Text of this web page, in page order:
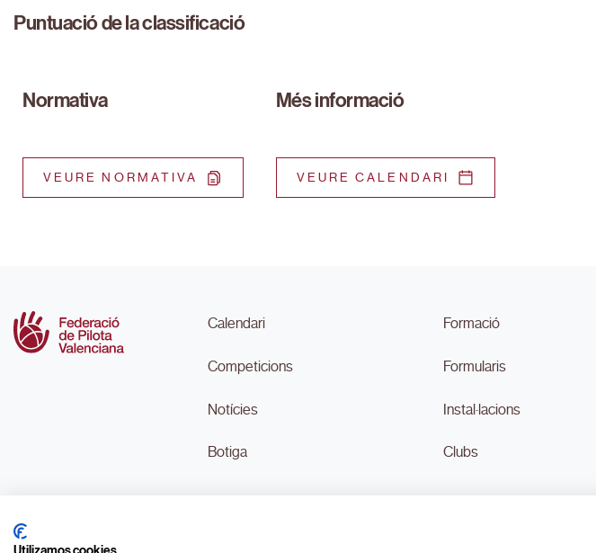
Puntuació de la classificació
Normativa
VEURE NORMATIVA
Més informació
VEURE CALENDARI
Calendari
Competicions
Notícies
Botiga
Formació
Formularis
Instal·lacions
Clubs